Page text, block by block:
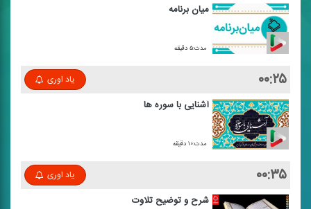
میان برنامه
مدت:۵ دقیقه
۰۰:۲۵ یاد اوری
آشنایی با سوره ها
مدت:۱۰ دقیقه
۰۰:۳۵ یاد اوری
شرح و توضیح تلاوت